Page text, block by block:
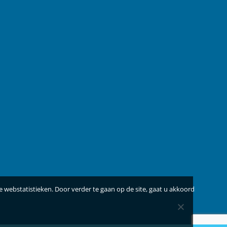
Door verder te gaan op de site, gaat u akkoord